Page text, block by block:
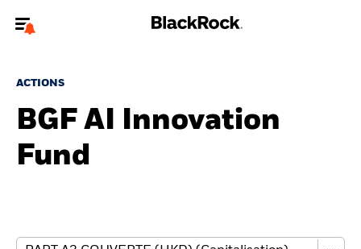
financiers.
jourvotre type d'utilisateur
A propos de BlackRock
Thèmes
ACTIONS
BGF AI Innovation
Fund